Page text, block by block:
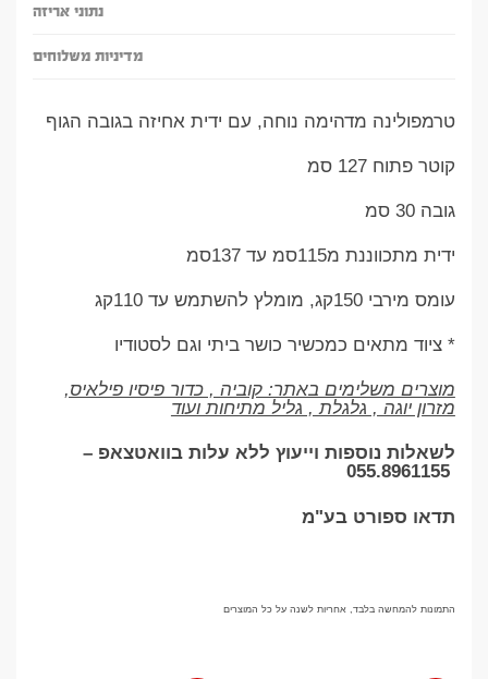
נתוני אריזה
מדיניות משלוחים
טרמפולינה מדהימה נוחה, עם ידית אחיזה בגובה הגוף
קוטר פתוח 127 סמ
גובה 30 סמ
ידית מתכווננת מ115סמ עד 137סמ
עומס מירבי 150קג, מומלץ להשתמש עד 110קג
* ציוד מתאים כמכשיר כושר ביתי וגם לסטודיו
מוצרים משלימים באתר: קוביה , כדור פיסיו פילאיס,
מזרון יוגה , גלגלת , גליל מתיחות ועוד
לשאלות נוספות וייעוץ ללא עלות בוואטצאפ –
055.8961155
תדאו ספורט בע"מ
התמונות להמחשה בלבד, אחריות לשנה על כל המוצרים